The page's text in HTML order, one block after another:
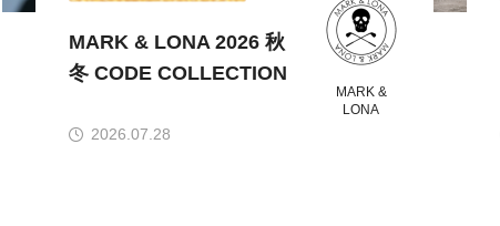
MARK &
LONA
2026.07.28
MARK & LONA 2026 秋
冬 CODE COLLECTION